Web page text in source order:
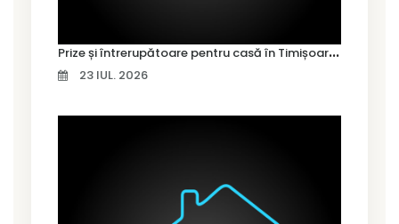
P
rize și întrerupătoare pentru casă în Timișoara – cum alegi variantele potrivite
23 IUL. 2026